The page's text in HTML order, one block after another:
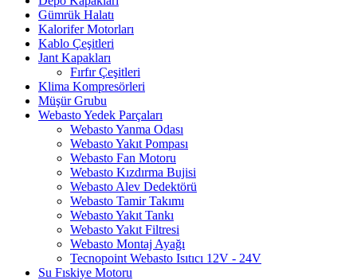
Gümrük Halatı
Kalorifer Motorları
Kablo Çeşitleri
Jant Kapakları
Fırfır Çeşitleri
Klima Kompresörleri
Müşür Grubu
Webasto Yedek Parçaları
Webasto Yanma Odası
Webasto Yakıt Pompası
Webasto Fan Motoru
Webasto Kızdırma Bujisi
Webasto Alev Dedektörü
Webasto Tamir Takımı
Webasto Yakıt Tankı
Webasto Yakıt Filtresi
Webasto Montaj Ayağı
Tecnopoint Webasto Isıtıcı 12V - 24V
Su Fıskiye Motoru